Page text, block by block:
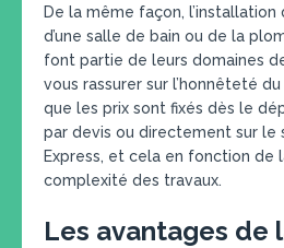
De la même façon, l’installation
d’une salle de bain ou de la
font partie de leurs domaines
vous rassurer sur l’honnêteté
que les prix sont fixés dès le
par devis ou directement sur le
Express, et cela en fonction de
complexité des travaux.
Les avantages de